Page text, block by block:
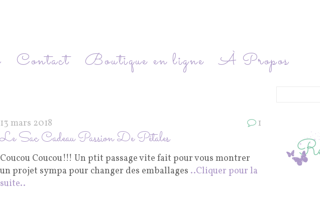
Contact Boutique en ligne
À Propos
13 mars 2018 1
Le Sac Cadeau Passion De Pétales
Coucou Coucou!!! Un ptit passage vite fait pour vous montrer
un projet sympa pour changer des emballages ..Cliquer pour la
suite..